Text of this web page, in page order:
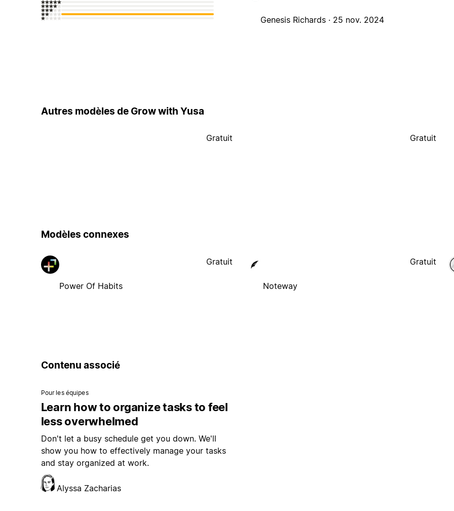
Genesis Richards · 25 nov. 2024
Autres modèles de Grow with Yusa
Gratuit Gratuit
Modèles connexes
Power Of Habits
Gratuit
Noteway
Gratuit
Contenu associé
Pour les équipes
Learn how to organize tasks to feel
less overwhelmed
Don't let a busy schedule get you down. We'll
show you how to effectively manage your tasks
and stay organized at work.
Alyssa Zacharias